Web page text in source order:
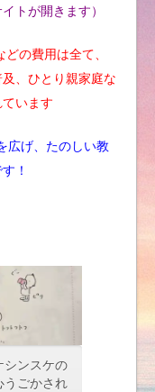
イトが開きます）
の費用は全て、
、ひとり親家庭な
います
広げ、たのしい教
！
シンスケの
うごかされ